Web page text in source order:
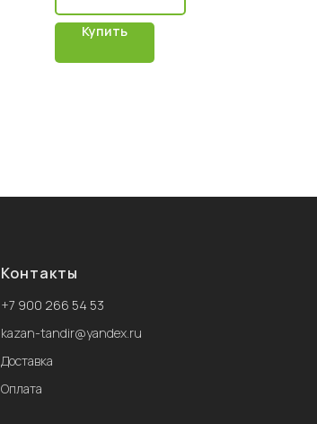
Купить
Контакты
+7 900 266 54 53
kazan-tandir@yandex.ru
Доставка
Оплата